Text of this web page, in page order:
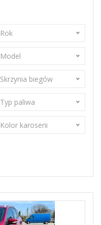
Rok
Model
Skrzynia biegów
Typ paliwa
Kolor karoserii